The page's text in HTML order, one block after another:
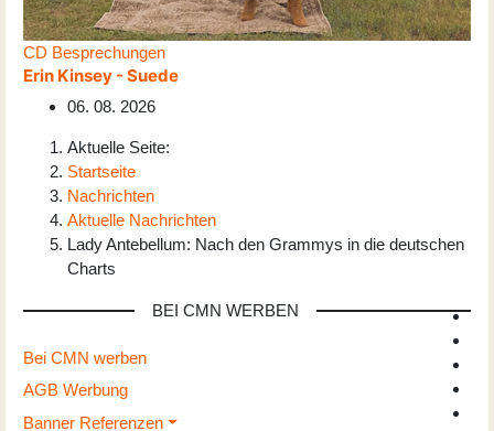
CD Besprechungen
Erin Kinsey - Suede
06. 08. 2026
Aktuelle Seite:
Startseite
Nachrichten
Aktuelle Nachrichten
Lady Antebellum: Nach den Grammys in die deutschen
Charts
BEI CMN WERBEN
Bei CMN werben
AGB Werbung
Banner Referenzen